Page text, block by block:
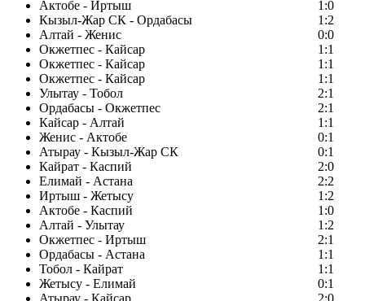
Актобе - Иртыш
1:0
Кызыл-Жар СК - Ордабасы
1:2
Алтай - Женис
0:0
Окжетпес - Кайсар
1:1
Окжетпес - Кайсар
1:1
Окжетпес - Кайсар
1:1
Улытау - Тобол
2:1
Ордабасы - Окжетпес
2:1
Кайсар - Алтай
1:1
Женис - Актобе
0:1
Атырау - Кызыл-Жар СК
0:1
Кайрат - Каспий
2:0
Елимай - Астана
2:2
Иртыш - Жетысу
1:2
Актобе - Каспий
1:0
Алтай - Улытау
1:2
Окжетпес - Иртыш
2:1
Ордабасы - Астана
1:1
Тобол - Кайрат
1:1
Жетысу - Елимай
0:1